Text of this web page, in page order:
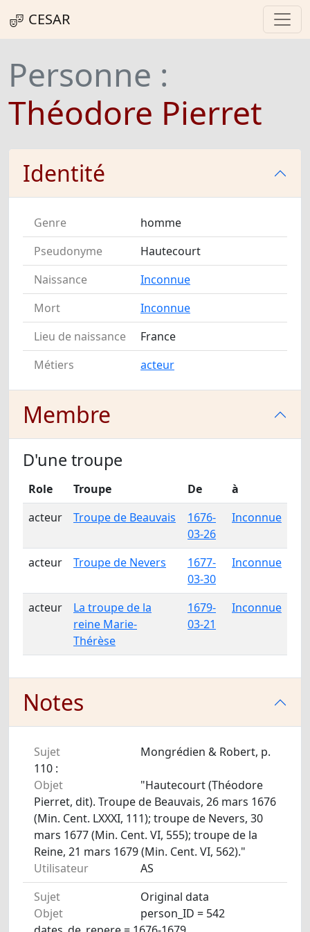
CESAR
Personne :
Théodore Pierret
Identité
Genre
homme
Pseudonyme
Hautecourt
Naissance
Inconnue
Mort
Inconnue
Lieu de naissance
France
Métiers
acteur
Membre
D'une troupe
Role Troupe De
à
acteur
Troupe de Beauvais
1676-
03-26
Inconnue
acteur Troupe de Nevers
1677-
03-30
Inconnue
acteur
La troupe de la
reine Marie-
Thérèse
1679-
03-21
Inconnue
Notes
Sujet
Mongrédien & Robert, p.
110 :
Objet
"Hautecourt (Théodore
Pierret, dit). Troupe de Beauvais, 26 mars 1676
(Min. Cent. LXXXI, 111); troupe de Nevers, 30
mars 1677 (Min. Cent. VI, 555); troupe de la
Reine, 21 mars 1679 (Min. Cent. VI, 562)."
Utilisateur
AS
Sujet
Original data
Objet
person_ID = 542